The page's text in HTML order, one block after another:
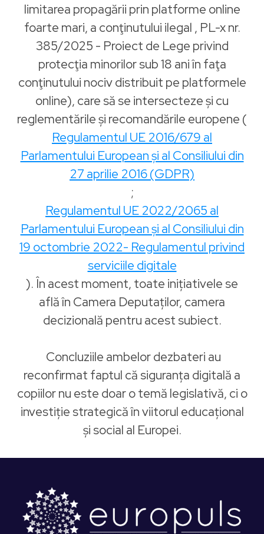
limitarea propagării prin platforme online
foarte mari, a conţinutului ilegal , PL-x nr.
385/2025 - Proiect de Lege privind
protecţia minorilor sub 18 ani în faţa
conţinutului nociv distribuit pe platformele
online), care să se intersecteze și cu
reglementările și recomandările europene (
Regulamentul UE 2016/679 al
Parlamentului European și al Consiliului din
27 aprilie 2016 (GDPR)
;
Regulamentul UE 2022/2065 al
Parlamentului European și al Consiliului din
19 octombrie 2022- Regulamentul privind
serviciile digitale
). În acest moment, toate inițiativele se
află în Camera Deputaților, camera
decizională pentru acest subiect.
Concluziile ambelor dezbateri au
reconfirmat faptul că siguranța digitală a
copiilor nu este doar o temă legislativă, ci o
investiție strategică în viitorul educațional
și social al Europei.